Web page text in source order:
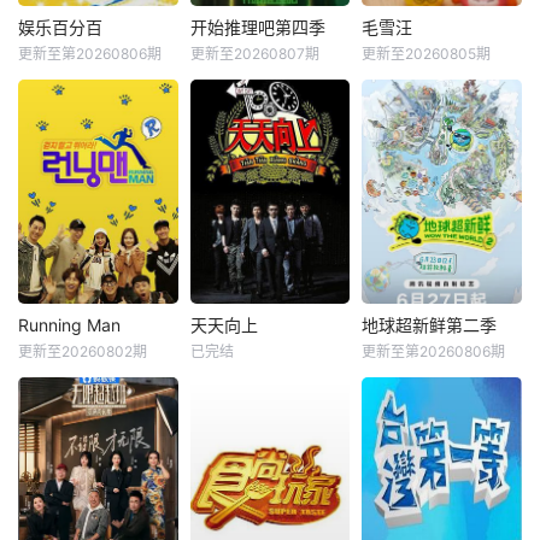
娱乐百分百
更新至第20260806期
开始推理吧第四季
更新至20260807期
毛雪汪
更新至20260805期
Running Man
更新至20260802期
天天向上
已完结
地球超新鲜第二季
更新至第20260806期